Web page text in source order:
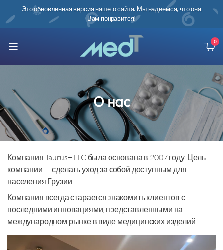
Это обновленная версия нашего сайта. Мы надеемся, что она
Вам понравится!
0
О нас
Компания Taurus+ LLC была основана в 2007 году. Цель
компании — сделать уход за собой доступным для
населения Грузии.
Компания всегда старается знакомить клиентов с
последними инновациями, представленными на
международном рынке в виде медицинских изделий.